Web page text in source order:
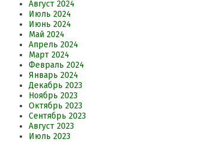
Август 2024
Июль 2024
Июнь 2024
Май 2024
Апрель 2024
Март 2024
Февраль 2024
Январь 2024
Декабрь 2023
Ноябрь 2023
Октябрь 2023
Сентябрь 2023
Август 2023
Июль 2023